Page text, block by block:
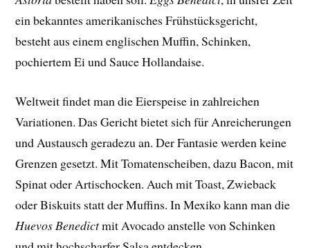
ein bekanntes amerikanisches Frühstücksgericht,
besteht aus einem englischen Muffin, Schinken,
pochiertem Ei und Sauce Hollandaise.
Weltweit findet man die Eierspeise in zahlreichen
Variationen. Das Gericht bietet sich für Anreicherungen
und Austausch geradezu an. Der Fantasie werden keine
Grenzen gesetzt. Mit Tomatenscheiben, dazu Bacon, mit
Spinat oder Artischocken. Auch mit Toast, Zwieback
oder Biskuits statt der Muffins. In Mexiko kann man die
Huevos Benedictmit Avocado anstelle von Schinken